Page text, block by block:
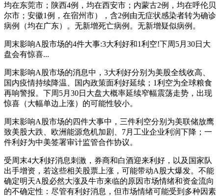
均在东莞市；陕西4例，均在西安市；内蒙古2例，均在呼伦贝
尔市；安徽1例，在宿州市），含2例由无症状感染者转为确诊
病例（均在广东）。无新增死亡病例。无新增疑似病例。
周末影响A股市场的4件大事:3大利好和1利空!下周5月30日大
盘会有惊喜...
周末影响A股市场的消息中，3大利好分别为美股全线收高、
国内疫情持续降温、国内政策面利好延续；1利空为全球粮食
再响警报。下周5月30日大盘大概率延续窄幅震荡走势，出现
惊喜（大幅单边上涨）的可能性较小。
周末影响A股市场的四件大事中，三件利空分别为美联储放鹰
致美股大跌、欧洲能源危机加剧、7月工业企业利润下降；一
件利好为中美签署审计监管合作协议。
受周末4大利好消息刺激，券商和白酒迎来利好，以及国家队
出手增资，若这些相关股票上涨，可能带动A股大爆发。不能
确定明天A股必然大涨及牛市来临的原因市场情绪和资金流向
的不确定性：尽管有利好消息，但市场情绪可能受到多种因素